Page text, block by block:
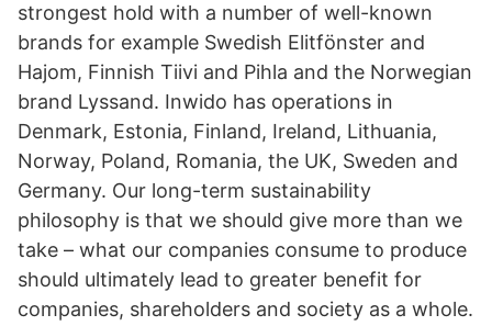
strongest hold with a number of well-known
brands for example Swedish Elitfönster and
Hajom, Finnish Tiivi and Pihla and the Norwegian
brand Lyssand. Inwido has operations in
Denmark, Estonia, Finland, Ireland, Lithuania,
Norway, Poland, Romania, the UK, Sweden and
Germany. Our long-term sustainability
philosophy is that we should give more than we
take – what our companies consume to produce
should ultimately lead to greater benefit for
companies, shareholders and society as a whole.